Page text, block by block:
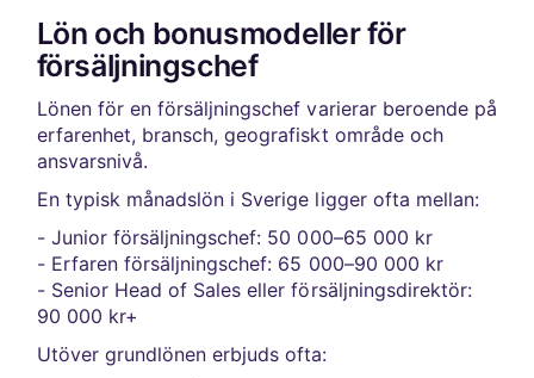
Lön och bonusmodeller för
försäljningschef
Lönen för en försäljningschef varierar beroende på
erfarenhet, bransch, geografiskt område och
ansvarsnivå.
En typisk månadslön i Sverige ligger ofta mellan:
- Junior försäljningschef: 50 000–65 000 kr
- Erfaren försäljningschef: 65 000–90 000 kr
- Senior Head of Sales eller försäljningsdirektör:
90 000 kr+
Utöver grundlönen erbjuds ofta: